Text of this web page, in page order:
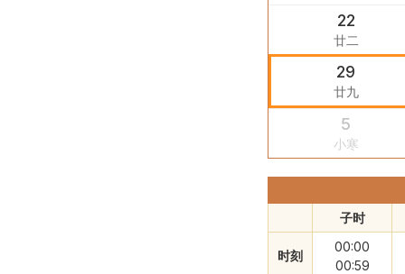
22
廿二
29
廿九
5
小寒
子时
时刻
00:00
00:59